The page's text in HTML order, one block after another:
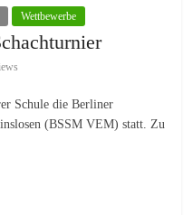
Wettbewerbe
Schule die Berliner
(BSSM VEM) statt. Zu